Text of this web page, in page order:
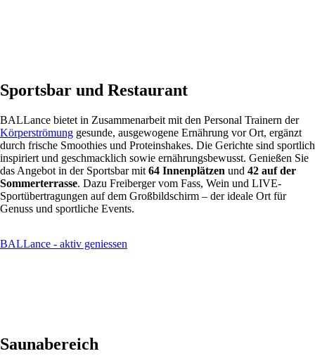
Sportsbar und Restaurant
BALLance bietet in Zusammenarbeit mit den Personal Trainern der
Körperströmung gesunde, ausgewogene Ernährung vor Ort, ergänzt
durch frische Smoothies und Proteinshakes. Die Gerichte sind sportlich
inspiriert und geschmacklich sowie ernährungsbewusst. Genießen Sie
das Angebot in der Sportsbar mit 64 Innenplätzen und 42 auf der
Sommerterrasse. Dazu Freiberger vom Fass, Wein und LIVE-
Sportübertragungen auf dem Großbildschirm – der ideale Ort für
Genuss und sportliche Events.
BALLance - aktiv geniessen
Saunabereich